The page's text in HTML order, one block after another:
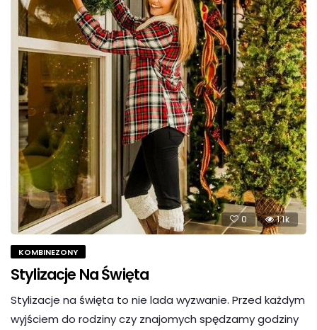
0 1.1k
KOMBINEZONY
Stylizacje Na Święta
Stylizacje na święta to nie lada wyzwanie. Przed każdym
wyjściem do rodziny czy znajomych spędzamy godziny